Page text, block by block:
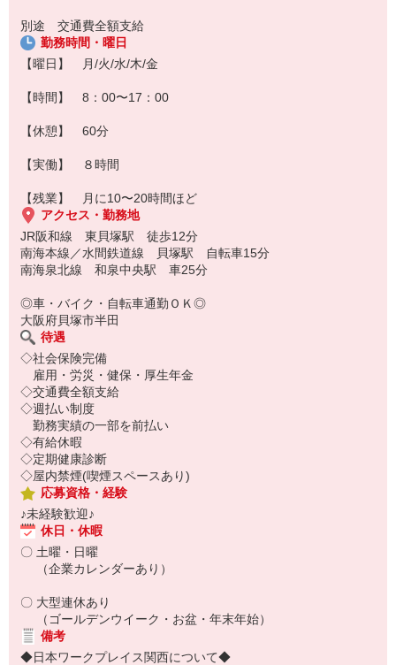
別途 交通費全額支給
勤務時間・曜日
【曜日】 月/火/水/木/金
【時間】 8：00〜17：00
【休憩】 60分
【実働】 ８時間
【残業】 月に10〜20時間ほど
アクセス・勤務地
JR阪和線 東貝塚駅 徒歩12分
南海本線／水間鉄道線 貝塚駅 自転車15分
南海泉北線 和泉中央駅 車25分
◎車・バイク・自転車通勤ＯＫ◎
大阪府貝塚市半田
待遇
◇社会保険完備
雇用・労災・健保・厚生年金
◇交通費全額支給
◇週払い制度
勤務実績の一部を前払い
◇有給休暇
◇定期健康診断
◇屋内禁煙(喫煙スペースあり)
応募資格・経験
♪未経験歓迎♪
休日・休暇
〇 土曜・日曜
（企業カレンダーあり）
〇 大型連休あり
（ゴールデンウイーク・お盆・年末年始）
備考
◆日本ワークプレイス関西について◆